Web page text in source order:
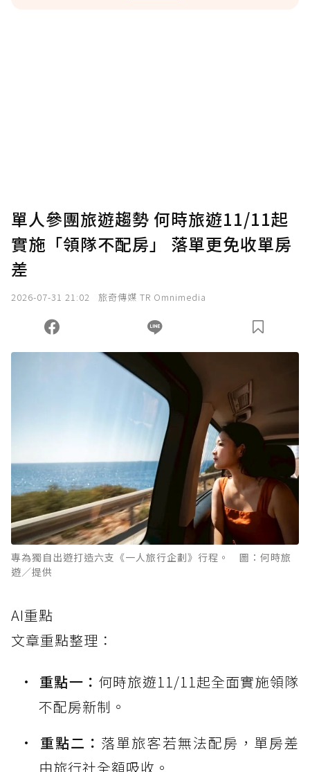
確認送出
您當前剩餘 U 利點數：0點；前往 購買點數
單人參團旅遊趨勢 何時旅遊11/11起
實施「領隊不配房」 落單更免收單房
差
2026-07-31 21:02 旅奇傳媒 TR Omnimedia
專為獨自出遊打造六支《一人旅行企劃》行程。 圖：何時旅
遊／提供
AI重點
文章重點整理：
重點一： 何時旅遊11/11起全面實施領隊
不配房新制。
重點二： 落單旅客若無法配房，單房差
由旅行社全額吸收。